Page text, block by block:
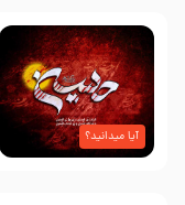
آیا میدانید؟